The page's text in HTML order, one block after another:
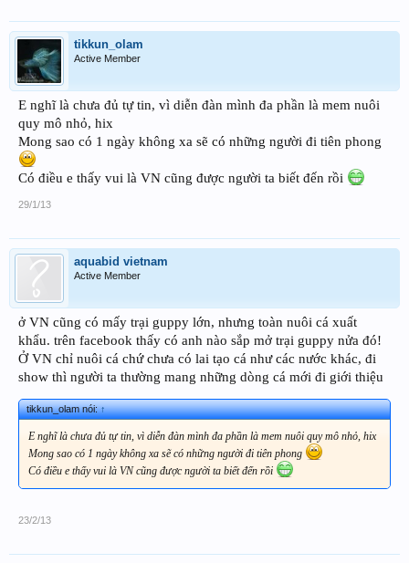
tikkun_olam
Active Member
E nghĩ là chưa đủ tự tin, vì diễn đàn mình đa phần là mem nuôi
quy mô nhỏ, hix
Mong sao có 1 ngày không xa sẽ có những người đi tiên phong
Có điều e thấy vui là VN cũng được người ta biết đến rồi
29/1/13
aquabid vietnam
Active Member
ở VN cũng có mấy trại guppy lớn, nhưng toàn nuôi cá xuất
khẩu. trên facebook thấy có anh nào sắp mở trại guppy nửa đó!
Ở VN chỉ nuôi cá chứ chưa có lai tạo cá như các nước khác, đi
show thì người ta thường mang những dòng cá mới đi giới thiệu
tikkun_olam nói:↑
E nghĩ là chưa đủ tự tin, vì diễn đàn mình đa phần là mem nuôi quy mô nhỏ, hix
Mong sao có 1 ngày không xa sẽ có những người đi tiên phong
Có điều e thấy vui là VN cũng được người ta biết đến rồi
23/2/13